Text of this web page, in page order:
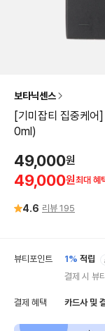
보타닉센스
[기미잡티 집중케
0ml)
49,000원
49,000원최대 혜
4.6 리뷰 195
뷰티포인트 1% 적립
결제 시 뷰
결제 혜택 카드사 및